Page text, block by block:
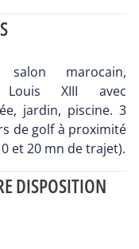
salon marocain,
Louis XIII avec
jardin, piscine. 3
de golf à proximité
et 20 mn de trajet).
DISPOSITION